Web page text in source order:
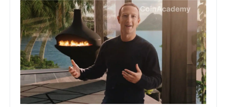
Un dépôt de Meta auprès de la SEC laisse présager